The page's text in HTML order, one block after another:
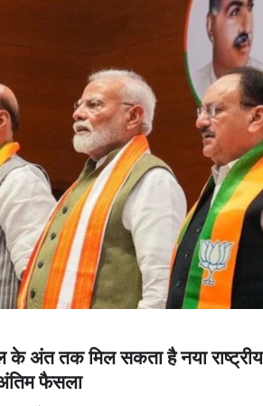
के अंत तक मिल सकता है नया
फैसला